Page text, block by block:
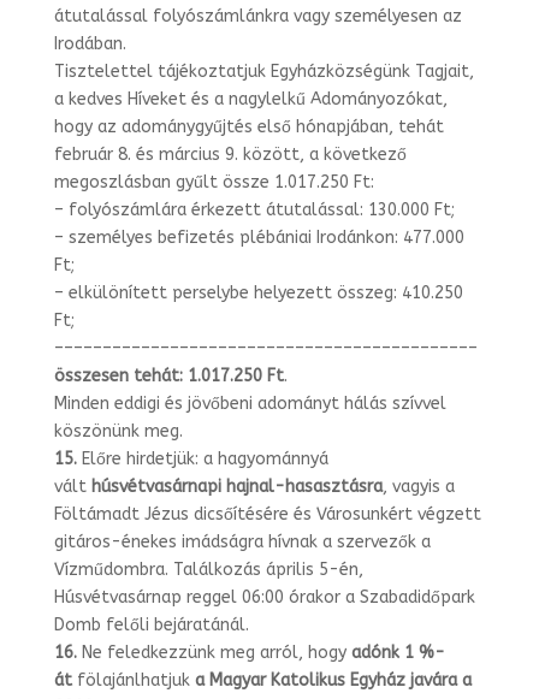
átutalással folyószámlánkra vagy személyesen az
Irodában.
Tisztelettel tájékoztatjuk Egyházközségünk Tagjait,
a kedves Híveket és a nagylel­kű Adományozókat,
hogy az adománygyűjtés első hónapjában, tehát
február 8. és március 9. között, a következő
megoszlásban gyűlt össze 1.017.250 Ft:
– folyószámlára érkezett átutalással: 130.000 Ft;
– személyes befizetés plébániai Irodánkon: 477.000
Ft;
– elkülönített perselybe helyezett összeg: 410.250
Ft;
––––––––––––––––––––––––––––––––––––––––––––
összesen tehát: 1.017.250 Ft.
Minden eddigi és jövőbeni adományt hálás szívvel
köszönünk meg.
15.Előre hirdetjük: a hagyománnyá
vált húsvétvasárnapi hajnal-hasasztásra, vagyis a
Föltámadt Jézus dicsőítésére és Városunkért végzett
gitáros-énekes imád­ságra hívnak a szervezők a
Vízműdombra. Találkozás április 5-én,
Húsvétvasárnap reggel 06:00 órakor a Szabadidőpark
Domb felőli bejáratánál.
16.Ne feledkezzünk meg arról, hogy adónk 1 %-
átfölajánlhatjuk a Magyar Katolikus Egyház javára a